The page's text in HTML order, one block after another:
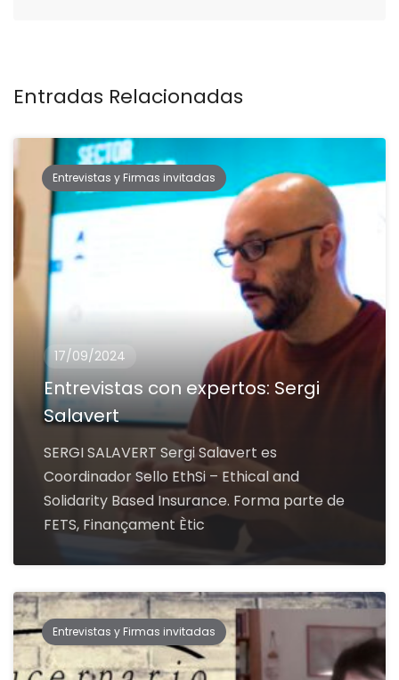
Entradas Relacionadas
Entrevistas y Firmas invitadas
17/09/2024
Entrevistas con expertos: Sergi
Salavert
SERGI SALAVERT Sergi Salavert es
Coordinador Sello EthSi – Ethical and
Solidarity Based Insurance. Forma parte de
FETS, Finançament Ètic
Entrevistas y Firmas invitadas